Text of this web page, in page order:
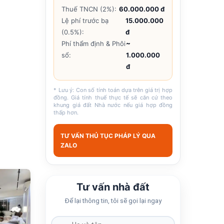
682
Thuế TNCN (2%): 60.000.000 đ
Lệ phí trước bạ
(0.5%):
15.000.000
đ
Phí thẩm định & Phôi
sổ:
~
1.000.000
đ
* Lưu ý: Con số tính toán dựa trên giá trị hợp
đồng. Giá tính thuế thực tế sẽ căn cứ theo
khung giá đất Nhà nước nếu giá hợp đồng
thấp hơn.
TƯ VẤN THỦ TỤC PHÁP LÝ QUA
ZALO
Tư vấn nhà đất
Để lại thông tin, tôi sẽ gọi lại ngay